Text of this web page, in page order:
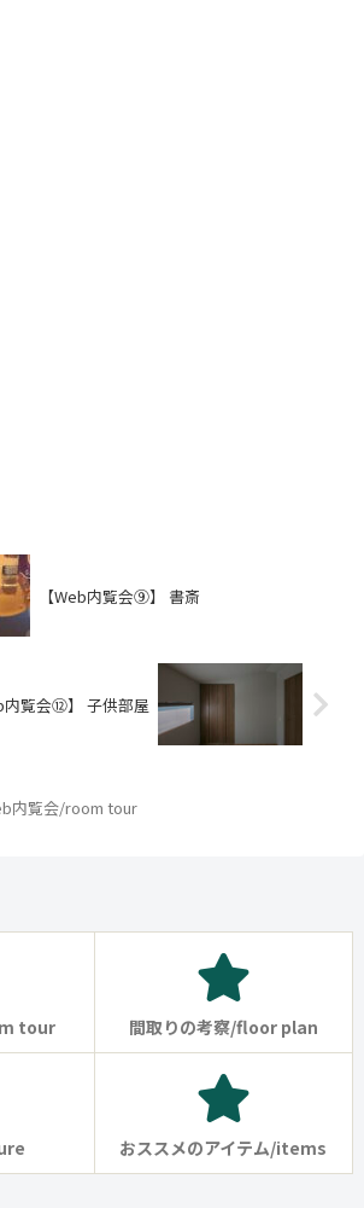
【Web内覧会⑨】 書斎
内覧会⑫】 子供部屋
内覧会/room tour
tour 間取りの考察/floor plan
おススメのアイテム/items